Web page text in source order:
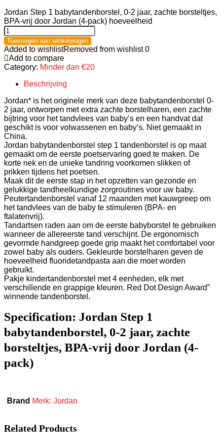
Jordan Step 1 babytandenborstel, 0-2 jaar, zachte borsteltjes,
BPA-vrij door Jordan (4-pack) hoeveelheid
Toevoegen aan winkelwagen
Added to wishlistRemoved from wishlist 0
Add to compare
Category: Minder dan €20
Beschrijving
Jordan* is het originele merk van deze babytandenborstel 0-
2 jaar, ontworpen met extra zachte borstelharen, een zachte
bijtring voor het tandvlees van baby’s en een handvat dat
geschikt is voor volwassenen en baby’s. Niet gemaakt in
China.
Jordan babytandenborstel step 1 tandenborstel is op maat
gemaakt om de eerste poetservaring goed te maken. De
korte nek en de unieke tandring voorkomen slikken of
prikken tijdens het poetsen.
Maak dit de eerste stap in het opzetten van gezonde en
gelukkige tandheelkundige zorgroutines voor uw baby.
Peutertandenborstel vanaf 12 maanden met kauwgreep om
het tandvlees van de baby te stimuleren (BPA- en
ftalatenvrij).
Tandartsen raden aan om de eerste babyborstel te gebruiken
wanneer de allereerste tand verschijnt. De ergonomisch
gevormde handgreep goede grip maakt het comfortabel voor
zowel baby als ouders. Gekleurde borstelharen geven de
hoeveelheid fluoridetandpasta aan die moet worden
gebruikt.
Pakje kindertandenborstel met 4 eenheden, elk met
verschillende en grappige kleuren. Red Dot Design Award”
winnende tandenborstel.
Specification: Jordan Step 1
babytandenborstel, 0-2 jaar, zachte
borsteltjes, BPA-vrij door Jordan (4-
pack)
Brand Merk: Jordan
Related Products